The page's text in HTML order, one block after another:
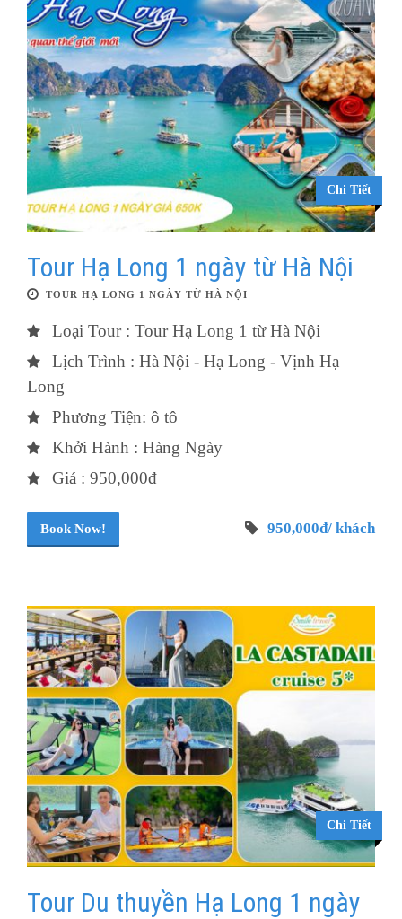
Chi Tiết
Tour Hạ Long 1 ngày từ Hà Nội
TOUR HẠ LONG 1 NGÀY TỪ HÀ NỘI
Loại Tour : Tour Hạ Long 1 từ Hà Nội
Lịch Trình : Hà Nội - Hạ Long - Vịnh Hạ
Long
Phương Tiện: ô tô
Khởi Hành : Hàng Ngày
Giá : 950,000đ
Book Now! 950,000đ/ khách
Chi Tiết
Tour Du thuyền Hạ Long 1 ngày